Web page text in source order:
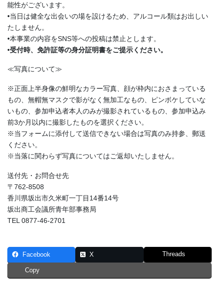
能性がございます。
•当日は健全な出会いの場を設けるため、アルコール類はお出しい
たしません。
•本事業の内容をSNS等への投稿は禁止とします。
•受付時、免許証等の身分証明書をご提示ください。
≪写真について≫
※正面上半身像の鮮明なカラー写真、顔が枠内におさまっている
もの、無帽無マスクで影がなく無加工なもの、ピンボケしていな
いもの、参加申込者本人のみが撮影されているもの、参加申込み
前3か月以内に撮影したものを選択ください。
※当フォームに添付して送信できない場合は写真のみ持参、郵送
ください。
※当落に関わらず写真についてはご返却いたしません。
送付先・お問合せ先
〒762-8508
香川県坂出市久米町一丁目14番14号
坂出商工会議所青年部事務局
TEL 0877-46-2701
Facebook X Threads
Copy